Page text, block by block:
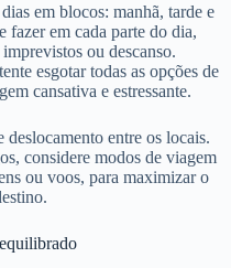
em blocos: manhã, tarde e
fazer em cada parte do dia,
ou descanso.
esgotar todas as opções de
cansativa e estressante.
entre os locais.
considere modos de viagem
ou voos, para maximizar o